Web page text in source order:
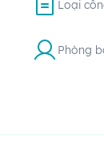
Loại
Phòng